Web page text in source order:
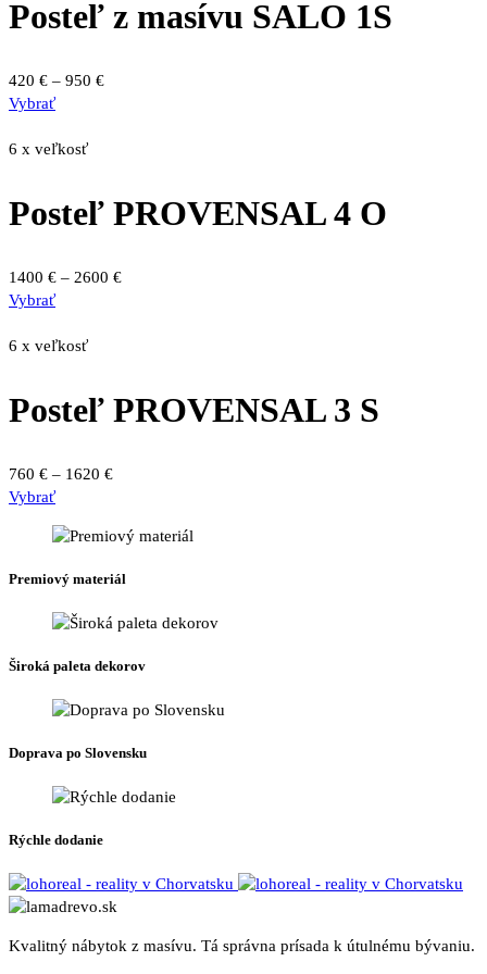
Posteľ z masívu SALO 1S
420 € – 950 €Price
VybraťTento
má
Možnosti
vybrať
na
produktu.
6 x veľkosť
Posteľ PROVENSAL 4 O
1400 € – 2600 €Price
VybraťTento
má
Možnosti
vybrať
na
stránke
6 x veľkosť
Posteľ PROVENSAL 3 S
760 € – 1620 €Price
through
VybraťTento
má
variantov.
Možnosti
si
vybrať
na
stránke
produktu.
Premiový materiál
Široká paleta dekorov
Doprava po Slovensku
Rýchle dodanie
Kvalitný nábytok z masívu. Tá správna prísada k útulnému bývaniu.